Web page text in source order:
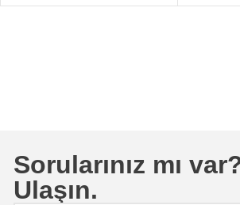
Sorularınız mı
Ulaşın.